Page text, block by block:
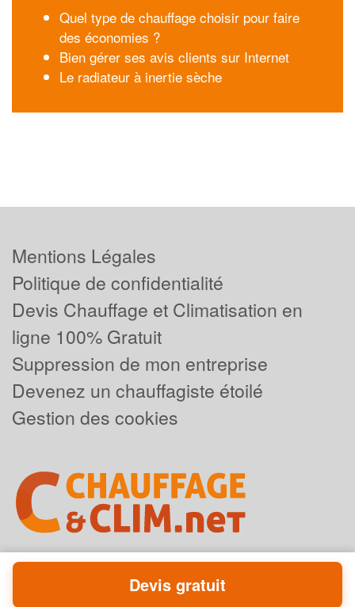
Quel type de chauffage choisir pour faire
des économies ?
Bien gérer ses avis clients sur Internet
Le radiateur à inertie sèche
Mentions Légales
Politique de confidentialité
Devis Chauffage et Climatisation en
ligne 100% Gratuit
Suppression de mon entreprise
Devenez un chauffagiste étoilé
Gestion des cookies
Powered byPlus que pro
Devis gratuit